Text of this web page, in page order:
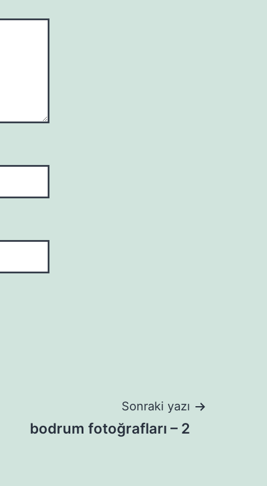
Sonraki yazı
bodrum fotoğrafları – 2